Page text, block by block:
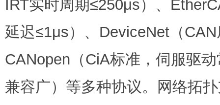
IRT实时周期≤250μs）、
延迟≤1μs）、DeviceNet（
CANopen（CiA标准，伺服驱
兼容广）等多种协议。网络拓